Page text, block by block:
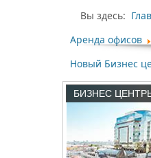
Вы здесь:
Аренда офисов
Новый Бизнес
БИЗНЕС